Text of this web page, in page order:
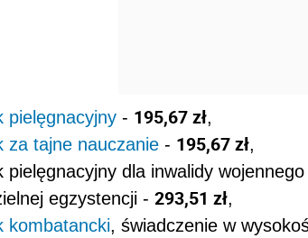
pielęgnacyjny - 195,67 zł,
za tajne nauczanie - 195,67 zł,
pielęgnacyjny dla inwalidy
egzystencji - 293,51 zł,
kombatancki, świadczenie w